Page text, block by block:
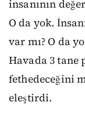
insanının
O da yok.
var mı? O da
Havada 3 tane
fethedeceğini
eleştirdi.